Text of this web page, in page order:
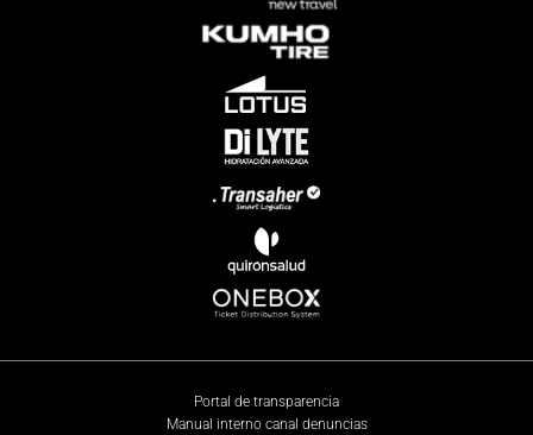
Portal de transparencia
Manual interno canal denuncias